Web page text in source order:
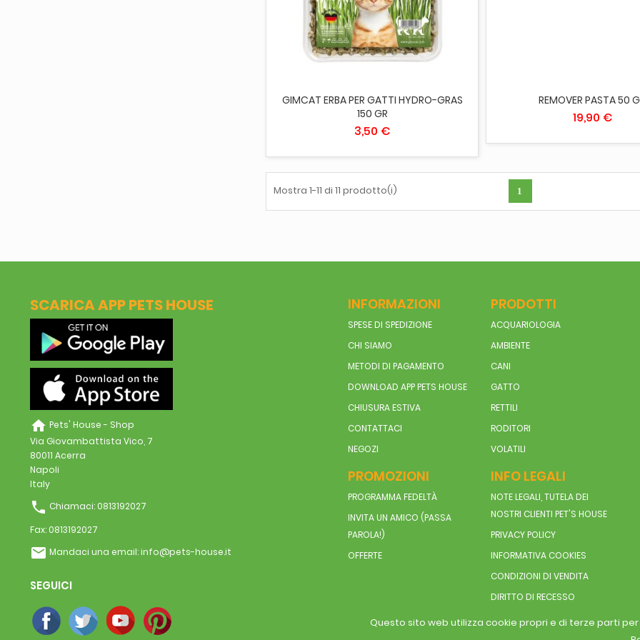
ESAURITO
GIMCAT ERBA PER GATTI HYDRO-GRAS
150 GR
3,50 €
REMOVER PASTA 50
19,90 €
Mostra 1-11 di 11 prodotto(i) 1
SCARICA APP PETS HOUSE
home Pets' House - Shop
Via Giovambattista Vico, 7
80011 Acerra
Napoli
Italy
phone Chiamaci: 0813192027
Fax: 0813192027
email Mandaci una email:info@pets-house.it
SEGUICI
INFORMAZIONI
SPESE DI SPEDIZIONE
CHI SIAMO
METODI DI PAGAMENTO
DOWNLOAD APP PETS HOUSE
CHIUSURA ESTIVA
CONTATTACI
NEGOZI
PRODOTTI
ACQUARIOLOGIA
AMBIENTE
CANI
GATTO
RETTILI
RODITORI
VOLATILI
PROMOZIONI
PROGRAMMA FEDELTÀ
INVITA UN AMICO (PASSA
PAROLA!)
OFFERTE
INFO LEGALI
NOTE LEGALI, TUTELA DEI
NOSTRI CLIENTI PET'S HOUSE
PRIVACY POLICY
INFORMATIVA COOKIES
CONDIZIONI DI VENDITA
DIRITTO DI RECESSO
Questo sito web utilizza cookie propri e di terze parti